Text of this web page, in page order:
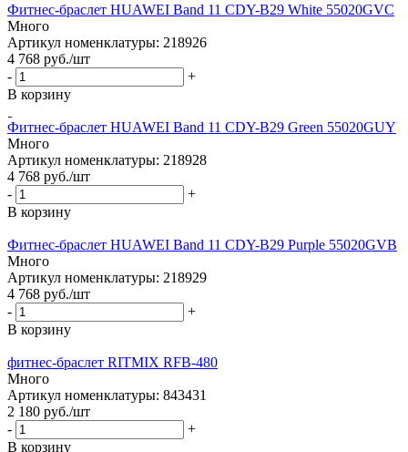
Фитнес-браслет HUAWEI Band 11 CDY-B29 White 55020GVC
Много
Артикул номенклатуры: 218926
4 768 руб./шт
-
+
В корзину
Фитнес-браслет HUAWEI Band 11 CDY-B29 Green 55020GUY
Много
Артикул номенклатуры: 218928
4 768 руб./шт
-
+
В корзину
Фитнес-браслет HUAWEI Band 11 CDY-B29 Purple 55020GVB
Много
Артикул номенклатуры: 218929
4 768 руб./шт
-
+
В корзину
фитнес-браслет RITMIX RFB-480
Много
Артикул номенклатуры: 843431
2 180 руб./шт
-
+
В корзину